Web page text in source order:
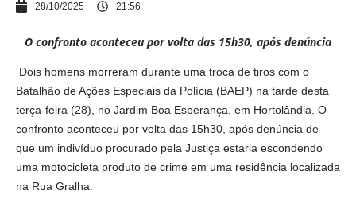
28/10/2025 21:56
O confronto aconteceu por volta das 15h30, após denúncia
Dois homens morreram durante uma troca de tiros com o
Batalhão de Ações Especiais da Polícia (BAEP) na tarde desta
terça-feira (28), no Jardim Boa Esperança, em Hortolândia. O
confronto aconteceu por volta das 15h30, após denúncia de
que um indivíduo procurado pela Justiça estaria escondendo
uma motocicleta produto de crime em uma residência localizada
na Rua Gralha.